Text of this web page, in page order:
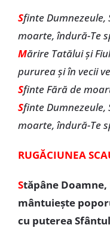
Sfinte Dumnezeule,
moarte, îndură-Te
Mărire Tatălui şi
pururea şi în vecii
Sfinte Fără de
Sfinte Dumnezeule,
moarte, îndură-Te
RUGĂCIUNEA
Stăpâne
mântuiește
cu puterea